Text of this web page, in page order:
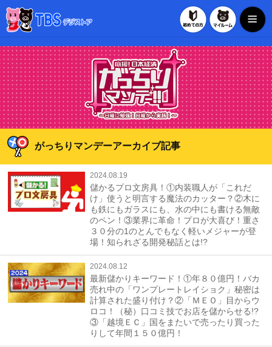
初めての方マイル
がっちりマンデーアーカイブ記事
2024.08.19
儲かるプロ文房具！①内装職人が「これだ
け」使うと明言する魔法のカッター？②木に
も鉄にもガラスにも、水の中にも書ける無敵
のペン！③業界に革命！プロが大喜び！重さ
３０分の1のとんでもなく軽いメジャーが登
場！知られざる開発秘話とは!?
2024.08.12
最新儲かりキーワード！①年８０億円！バカ
売れ中の「ワンプレートレイショク」秘密は
計算された盛り付け？②「ＭＥＯ」目からウ
ロコ！（秘）口コミ技でお店を儲からせる!?
③「越境ＥＣ」国をまたいで売ったり買った
りして年間１５０億円！